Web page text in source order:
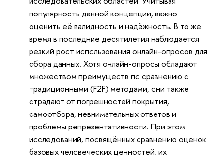
популярность данной концепции, важно
оценить её валидность и надёжность. В то же
время в последние десятилетия наблюдается
резкий рост использования онлайн-опросов для
сбора данных. Хотя онлайн-опросы обладают
множеством преимуществ по сравнению с
традиционными (F2F) методами, они также
страдают от погрешностей покрытия,
самоотбора, невнимательных ответов и
проблемы репрезентативности. При этом
исследований, посвящённых сравнению оценок
базовых человеческих ценностей, их